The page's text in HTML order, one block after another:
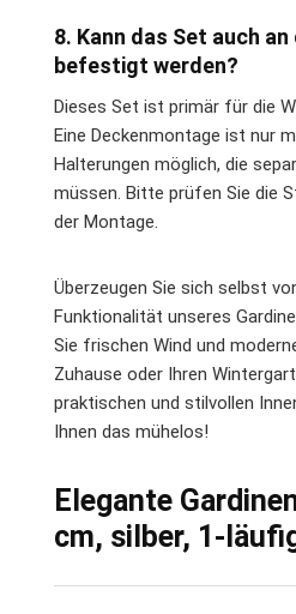
8. Kann das Set auch an
befestigt werden?
Dieses Set ist primär für die
Eine Deckenmontage ist nur
Halterungen möglich, die
müssen. Bitte prüfen Sie die
der Montage.
Überzeugen Sie sich selbst
Funktionalität unseres
Sie frischen Wind und
Zuhause oder Ihren
praktischen und stilvollen
Ihnen das mühelos!
Elegante
cm, silber, 1-